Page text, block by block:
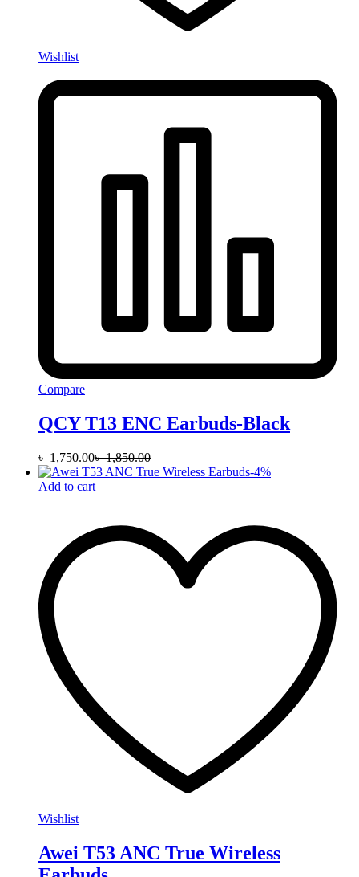
Wishlist
Compare
QCY T13 ENC Earbuds-Black
৳ 1,750.00৳1,850.00
-4%
Add to cart
Wishlist
Awei T53 ANC True Wireless